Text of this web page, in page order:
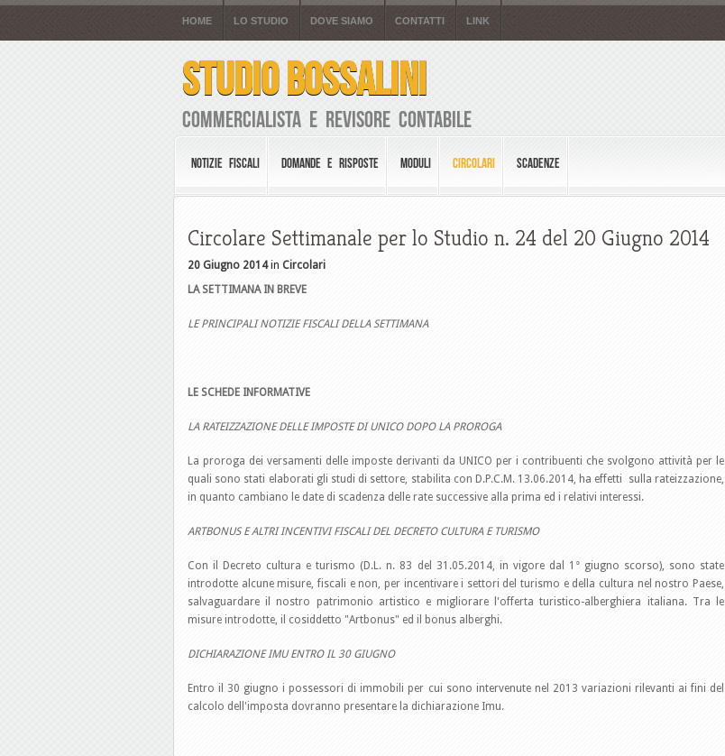
HOME LO STUDIO DOVE SIAMO CONTATTI LINK
STUDIO BOSSALINI
Commercialista e Revisore Contabile
NOTIZIE FISCALI DOMANDE E RISPOSTE MODULI CIRCOLARI SCADENZE
Circolare Settimanale per lo Studio n. 24 del 20 Giugno 2014
20 Giugno 2014in Circolari
LA SETTIMANA IN BREVE
LE PRINCIPALI NOTIZIE FISCALI DELLA SETTIMANA
LE SCHEDE INFORMATIVE
LA RATEIZZAZIONE DELLE IMPOSTE DI UNICO DOPO LA PROROGA
La proroga dei versamenti delle imposte derivanti da UNICO per i contribuenti che svolgono attività per le
quali sono stati elaborati gli studi di settore, stabilita con D.P.C.M. 13.06.2014, ha effetti sulla rateizzazione,
in quanto cambiano le date di scadenza delle rate successive alla prima ed i relativi interessi.
ARTBONUS E ALTRI INCENTIVI FISCALI DEL DECRETO CULTURA E TURISMO
Con il Decreto cultura e turismo (D.L. n. 83 del 31.05.2014, in vigore dal 1° giugno scorso), sono state
introdotte alcune misure, fiscali e non, per incentivare i settori del turismo e della cultura nel nostro Paese,
salvaguardare il nostro patrimonio artistico e migliorare l'offerta turistico-alberghiera italiana. Tra le
misure introdotte, il cosiddetto "Artbonus" ed il bonus alberghi.
DICHIARAZIONE IMU ENTRO IL 30 GIUGNO
Entro il 30 giugno i possessori di immobili per cui sono intervenute nel 2013 variazioni rilevanti ai fini del
calcolo dell'imposta dovranno presentare la dichiarazione Imu.